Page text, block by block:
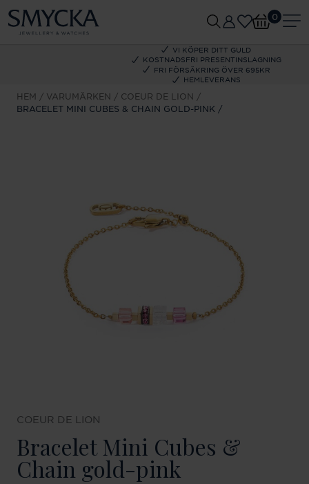
VI KÖPER DITT GULD
KOSTNADSFRI PRESENTINSLAGNING
FRI FÖRSÄKRING ÖVER 695KR
HEMLEVERANS
0
HEM VARUMÄRKEN
COEUR DE LION
BRACELET MINI CUBES & CHAIN GOLD-PINK
COEUR DE LION
Bracelet Mini Cubes &
Chain gold-pink